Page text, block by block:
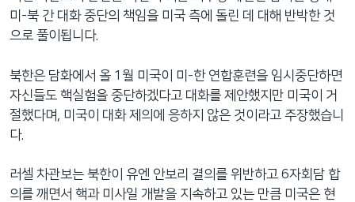
미-북 간 대화 중단의 책임을 미국 측에 돌린 데 대해 반박한 것
으로 풀이됩니다.
북한은 담화에서 올 1월 미국이 미-한 연합훈련을 임시중단하면
자신들도 핵실험을 중단하겠다고 대화를 제안했지만 미국이 거
절했다며, 미국이 대화 제의에 응하지 않은 것이라고 주장했습니
다.
러셀 차관보는 북한이 유엔 안보리 결의를 위반하고 6자회담 합
의를 깨면서 핵과 미사일 개발을 지속하고 있는 만큼 미국은 현